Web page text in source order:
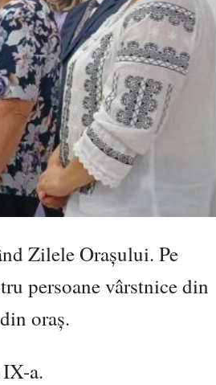
Zilele Orașului. Pe
persoane vârstnice din
oraș.
a.